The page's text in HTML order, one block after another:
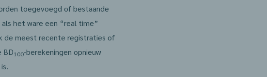
toegevoegd of bestaande
het ware een “real time”
de meest recente registraties of
BD100-berekeningen opnieuw